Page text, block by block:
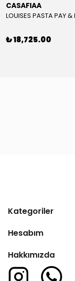
CASAFIAA
₺ 18,725.00
Kategoriler
Hesabım
Hakkımızda